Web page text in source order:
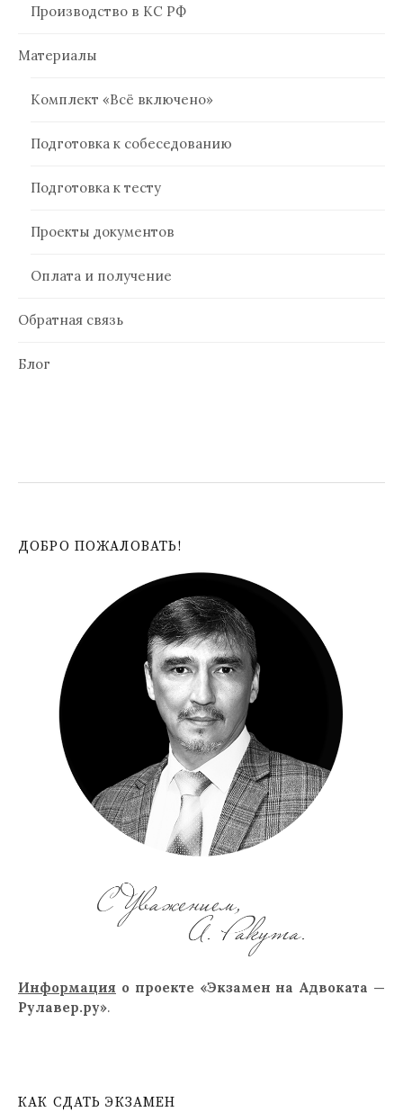
Производство в КС РФ
Материалы
Комплект «Всё включено»
Подготовка к собеседованию
Подготовка к тесту
Проекты документов
Оплата и получение
Обратная связь
Блог
ДОБРО ПОЖАЛОВАТЬ!
Информация о проекте «Экзамен на Адвоката —
Рулавер.ру».
КАК СДАТЬ ЭКЗАМЕН